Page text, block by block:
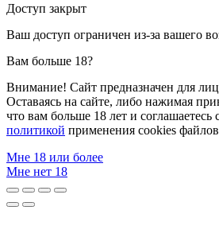
Доступ закрыт
Ваш доступ ограничен из-за вашего
Вам больше 18?
Внимание! Сайт предназначен для
Оставаясь на сайте, либо нажимая
что вам больше 18 лет и соглашаетесь
политикой применения cookies
Мне 18 или более
Мне нет 18